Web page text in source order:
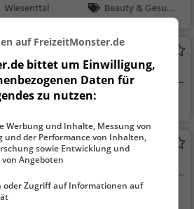
Wiesenttal
Beauty & Gesund
heit, Familie & Kinder,
Natur
in Wiesenttal
Wiesenttal
r
in Wiesenttal
Wiesenttal
Aussichtspunkt, F
auf FreizeitMonster.de
bittet um Einwilligung,
Daten für
zu nutzen:
Werbung und Inhalte, Messung von
und der Performance von Inhalten,
sowie Entwicklung und
Angeboten
oder Zugriff auf Informationen auf